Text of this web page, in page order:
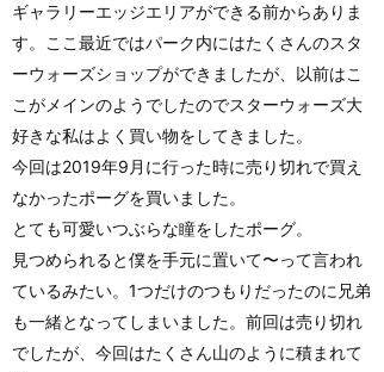
ギャラリーエッジエリアができる前からありま
す。ここ最近ではパーク内にはたくさんのスタ
ーウォーズショップができましたが、以前はこ
こがメインのようでしたのでスターウォーズ大
好きな私はよく買い物をしてきました。
今回は2019年9月に行った時に売り切れで買え
なかったポーグを買いました。
とても可愛いつぶらな瞳をしたポーグ。
見つめられると僕を手元に置いて〜って言われ
ているみたい。1つだけのつもりだったのに兄弟
も一緒となってしまいました。前回は売り切れ
でしたが、今回はたくさん山のように積まれて